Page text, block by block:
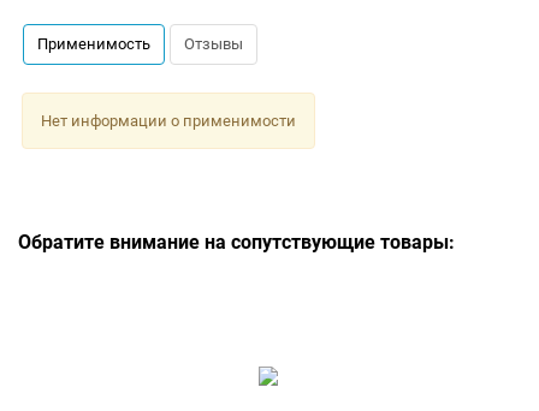
Применимость Отзывы
Нет информации о применимости
Обратите внимание на сопутствующие товары: